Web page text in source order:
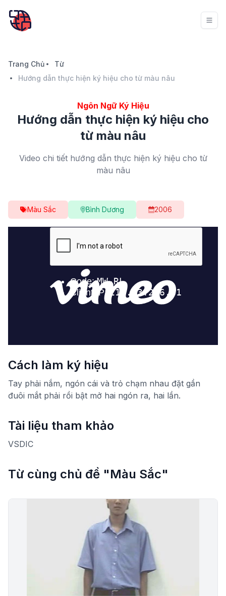
Trang Chủ
Từ
Hướng dẫn thực hiện ký hiệu cho từ màu nâu
Ngôn Ngữ Ký Hiệu
Hướng dẫn thực hiện ký hiệu cho
từ màu nâu
Video chi tiết hướng dẫn thực hiện ký hiệu cho từ
màu nâu
Màu Sắc Bình Dương 2006
Cách làm ký hiệu
Tay phải nắm, ngón cái và trỏ chạm nhau đặt gần
đuôi mắt phải rồi bật mở hai ngón ra, hai lần.
Tài liệu tham khảo
VSDIC
Từ cùng chủ đề "Màu Sắc"